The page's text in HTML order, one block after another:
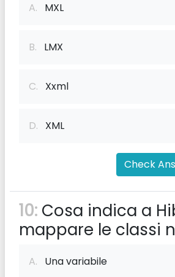
A. MXL
B. LMX
C. Xxml
D. XML
Check
10: Cosa indica a
mappare le classi
A. Una variabile